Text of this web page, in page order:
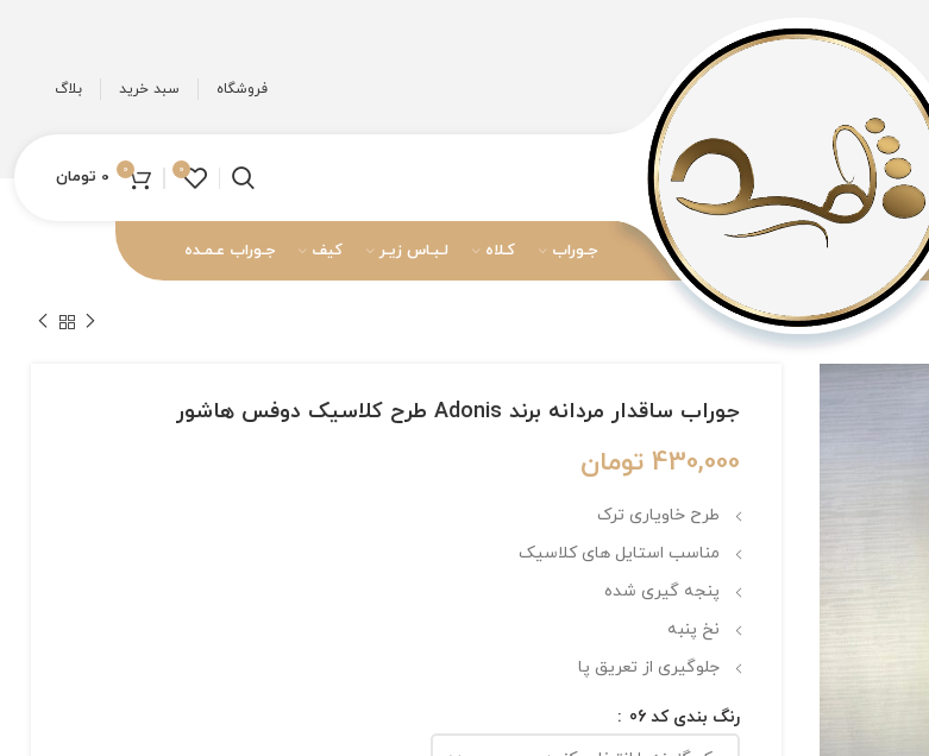
فروشگاه سبد خرید بلاگ
0
0
0 تومان
جـوراب کـلاه لـبـاس زیـر کیف جـوراب عـمـده
جوراب ساقدار مردانه برند Adonis طرح کلاسیک دوفس هاشور
430,000 تومان
طرح خاویاری ترک
مناسب استایل های کلاسیک
پنجه گیری شده
نخ پنبه
جلوگیری از تعریق پا
رنگ بندی کد 06